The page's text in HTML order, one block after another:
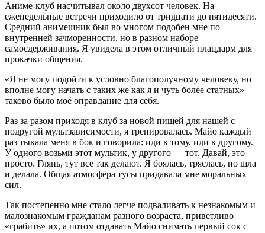
Аниме-клуб насчитывал около двухсот человек. На
еженедельные встречи приходило от тридцати до пятидесяти.
Средний анимешник был во многом подобен мне по
внутренней зачморенности, но в разном наборе
самосдерживания. Я увидела в этом отличный плацдарм для
прокачки общения.
«Я не могу подойти к условно благополучному человеку, но
вполне могу начать с таких же как я и чуть более статных» —
таково было моё оправдание для себя.
Раз за разом приходя в клуб за новой пищей для нашей с
подругой мультзависимости, я тренировалась. Майо каждый
раз тыкала меня в бок и говорила: иди к тому, иди к другому.
У одного возьми этот мультик, у другого — тот. Давай, это
просто. Глянь, тут все так делают. Я боялась, тряслась, но шла
и делала. Общая атмосфера тусы придавала мне моральных
сил.
Так постепенно мне стало легче подваливать к незнакомым и
малознакомым гражданам разного возраста, приветливо
«грабить» их, а потом отдавать Майо снимать первый сок с